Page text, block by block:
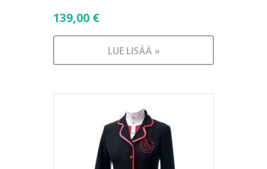
139,00 €
LUE LISÄÄ »